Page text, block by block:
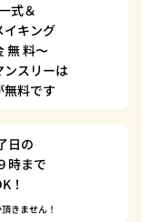
式＆
イキング
無 料〜
ンスリーは
無料です
日の
時まで
！
きません！